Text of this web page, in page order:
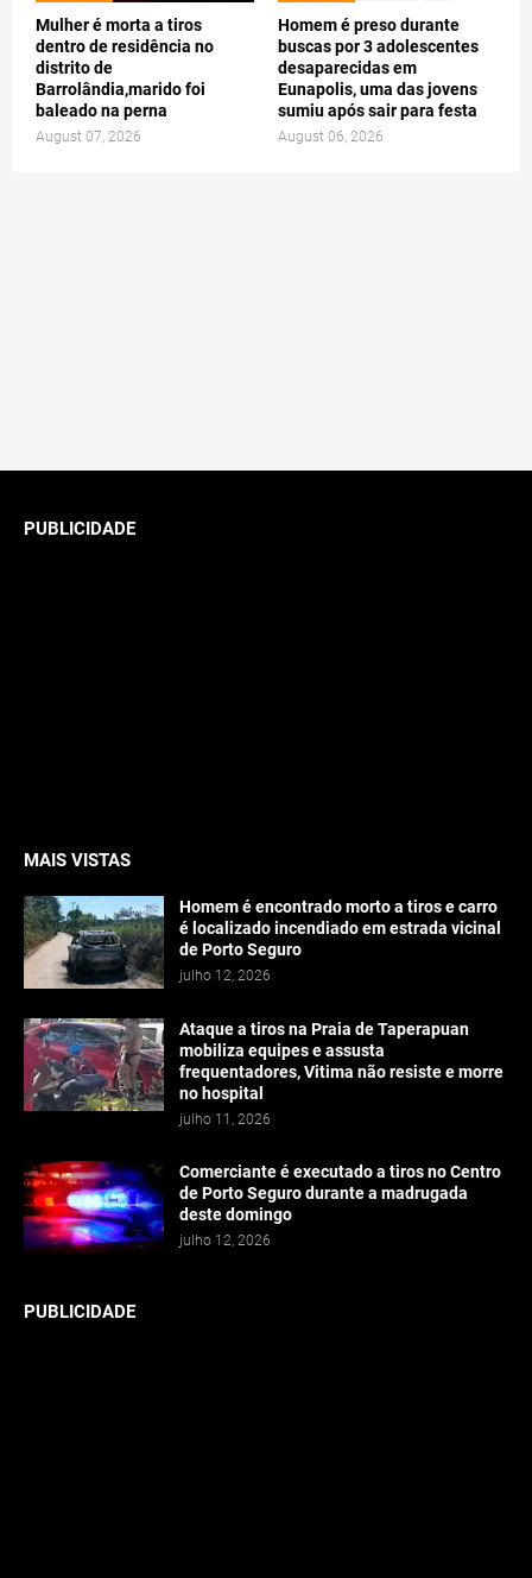
Mulher é morta a tiros
dentro de residência no
distrito de
Barrolândia,marido foi
baleado na perna
August 07, 2026
Homem é preso durante
buscas por 3 adolescentes
desaparecidas em
Eunapolis, uma das jovens
sumiu após sair para festa
August 06, 2026
PUBLICIDADE
MAIS VISTAS
Homem é encontrado morto a tiros e carro
é localizado incendiado em estrada vicinal
de Porto Seguro
julho 12, 2026
Ataque a tiros na Praia de Taperapuan
mobiliza equipes e assusta
frequentadores, Vitima não resiste e morre
no hospital
julho 11, 2026
Comerciante é executado a tiros no Centro
de Porto Seguro durante a madrugada
deste domingo
julho 12, 2026
PUBLICIDADE